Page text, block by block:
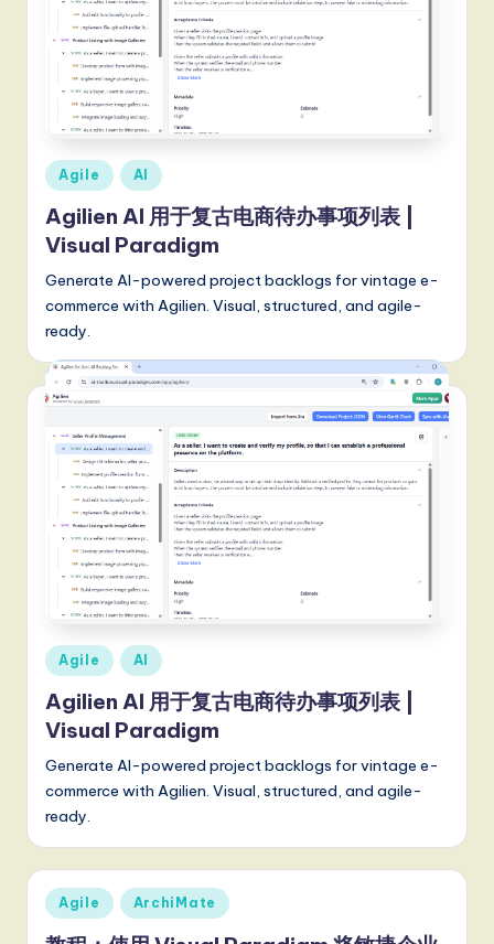
e
T
r
e
n
d
s
in
A
I,
o
r
e
a
n
d
D
ig
Posted
in
Agile AI
Agilien AI 用于复古电商待办事项列表 |
Visual Paradigm
Generate AI-powered project backlogs for vintage e-
commerce with Agilien. Visual, structured, and agile-
ready.
Posted
in
Agile AI
Agilien AI 用于复古电商待办事项列表 |
Visual Paradigm
Generate AI-powered project backlogs for vintage e-
commerce with Agilien. Visual, structured, and agile-
ready.
Posted
in
Agile ArchiMate